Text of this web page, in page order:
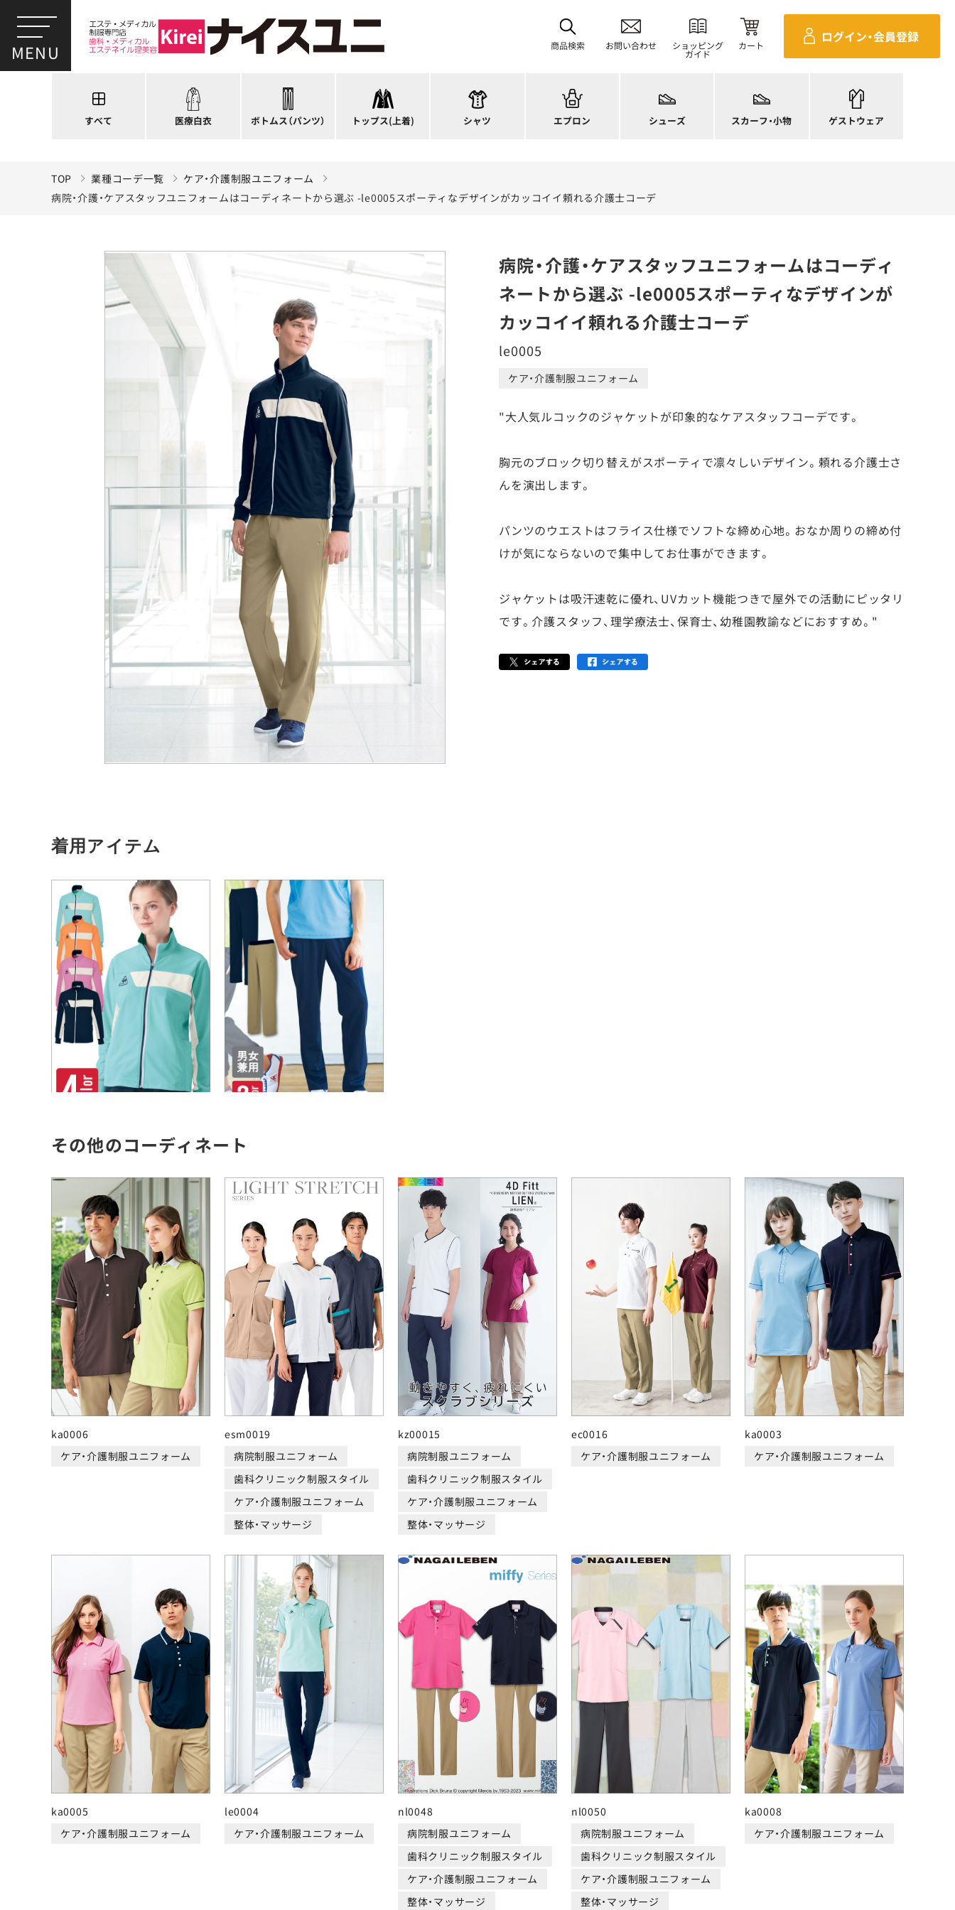
商品検索 お問い合わせ ショッピング
ガイド
カート
ログイン・会員登録
すべて 医療白衣
スクラブ
ドクターコート
医療用ジャケット
ケーシージャケット
ボトムス（パンツ）
パンツ
スカート
キュロット
トップス(上着)
スーツジャケット
カーディガン
シャツ
ポロシャツ
Tシャツ
エプロン
タスキ掛けエプロン
ラップエプロン
エプロンドレス
シューズ
ナースシューズ
パンプス
スカーフ・小物
スカーフ・リボン
バッグ
ゲストウェア
マタニティユニフォーム
衛生アイテム
TOP 業種コーデ一覧
ケア・介護制服ユニフォーム
病院・介護・ケアスタッフユニフォームはコーディネートから選ぶ -le0005スポーティなデザインがカッコイイ頼れる介護士コーデ
病院・介護・ケアスタッフユニフォームはコーディ
ネートから選ぶ -le0005スポーティなデザインが
カッコイイ頼れる介護士コーデ
le0005
ケア・介護制服ユニフォーム
"大人気ルコックのジャケットが印象的なケアスタッフコーデです。
胸元のブロック切り替えがスポーティで凛々しいデザイン。頼れる介護士さ
んを演出します。
パンツのウエストはフライス仕様でソフトな締め心地。おなか周りの締め付
けが気にならないので集中してお仕事ができます。
ジャケットは吸汗速乾に優れ、UVカット機能つきで屋外での活動にピッタリ
です。介護スタッフ、理学療法士、保育士、幼稚園教諭などにおすすめ。"
その他のコーディネート
ka0006
ケア・介護制服ユニフォーム
esm0019
病院制服ユニフォーム
歯科クリニック制服スタイル
ケア・介護制服ユニフォーム
整体・マッサージ
kz00015
病院制服ユニフォーム
歯科クリニック制服スタイル
ケア・介護制服ユニフォーム
整体・マッサージ
ec0016
ケア・介護制服ユニフォーム
ka0003
ケア・介護制服ユニフォーム
ka0005
ケア・介護制服ユニフォーム
le0004
ケア・介護制服ユニフォーム
nl0048
病院制服ユニフォーム
歯科クリニック制服スタイル
ケア・介護制服ユニフォーム
整体・マッサージ
nl0050
病院制服ユニフォーム
歯科クリニック制服スタイル
ケア・介護制服ユニフォーム
整体・マッサージ
ka0008
ケア・介護制服ユニフォーム